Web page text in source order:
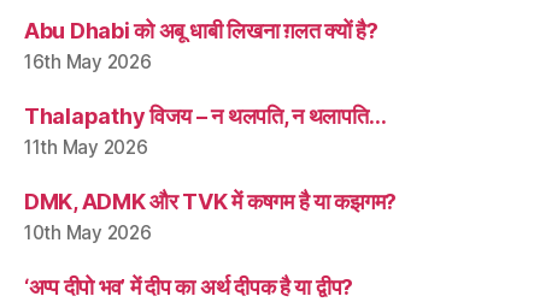
Abu Dhabi को अबू धाबी लिखना ग़लत क्यों है?
16th May 2026
Thalapathy विजय – न थलपति, न थलापति…
11th May 2026
DMK, ADMK और TVK में कषगम है या कझगम?
10th May 2026
‘अप्प दीपो भव’ में दीप का अर्थ दीपक है या द्वीप?